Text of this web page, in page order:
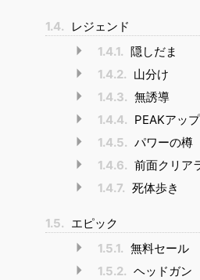
1.4.
レジェンド
1.4.1. 隠しだま
1.4.2. 山分け
1.4.3. 無誘導
1.4.4. PEAKアップ
1.4.5. パワーの樽
1.4.6. 前面クリア
1.4.7. 死体歩き
1.5. エピック
1.5.1. 無料セール
1.5.2. ヘッドガン